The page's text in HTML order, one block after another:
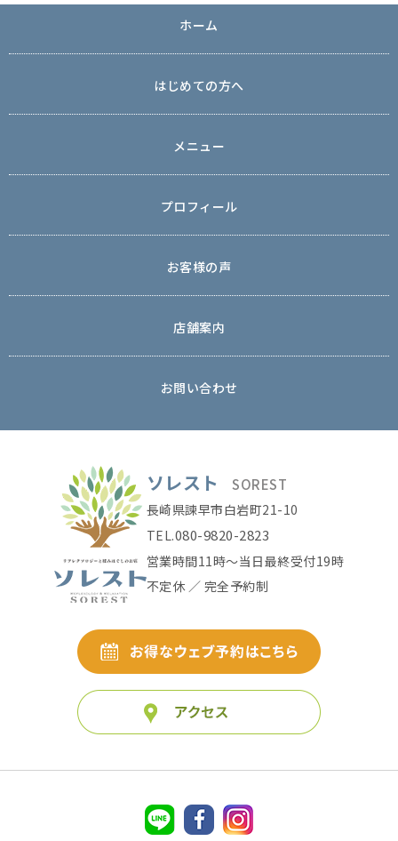
ホーム
はじめての方へ
メニュー
プロフィール
お客様の声
店舗案内
お問い合わせ
ソレスト SOREST
長崎県諫早市白岩町21-10
TEL.080-9820-2823
営業時間11時〜当日最終受付19時
不定休 ／ 完全予約制